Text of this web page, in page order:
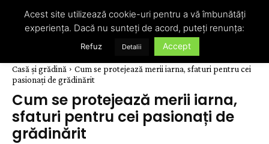
Casă și grădină
Cum se protejează merii iarna, sfaturi pentru cei
pasionați de grădinărit
Cum se protejează merii iarna,
sfaturi pentru cei pasionați de
grădinărit
Acest site utilizează cookie-uri pentru a vă îmbunătăți
experiența. Dacă nu sunteți de acord, puteți renunța:
Refuz Detalii Accept